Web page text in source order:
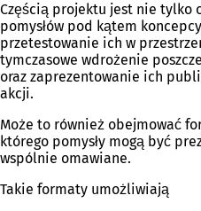
Częścią projektu jest nie tylko
pomysłów pod kątem
przetestowanie ich w
tymczasowe wdrożenie
oraz zaprezentowanie ich
akcji.
Może to również obejmować
którego pomysły mogą być
wspólnie omawiane.
Takie formaty umożliwiają